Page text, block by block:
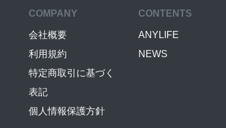
COMPANY
会社概要
利用規約
特定商取引に基づく
表記
個人情報保護方針
CONTENTS
ANYLIFE
NEWS